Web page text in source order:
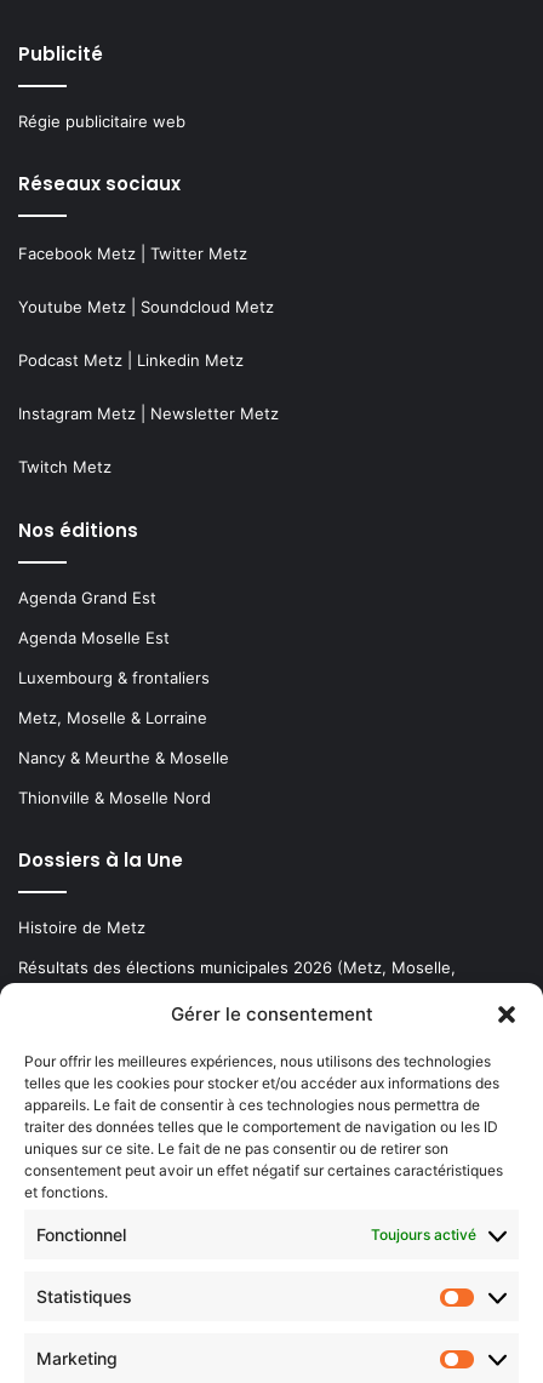
Gérer le consentement
Pour offrir les meilleures expériences, nous utilisons des technologies
telles que les cookies pour stocker et/ou accéder aux informations des
appareils. Le fait de consentir à ces technologies nous permettra de
traiter des données telles que le comportement de navigation ou les ID
uniques sur ce site. Le fait de ne pas consentir ou de retirer son
consentement peut avoir un effet négatif sur certaines caractéristiques
et fonctions.
Fonctionnel Toujours activé
Statistiques
Marketing
Publicité
Régie publicitaire web
Réseaux sociaux
Facebook Metz Twitter Metz
Youtube Metz Soundcloud Metz
Podcast Metz Linkedin Metz
Instagram Metz Newsletter Metz
Twitch Metz
Nos éditions
Agenda Grand Est
Agenda Moselle Est
Luxembourg & frontaliers
Metz, Moselle & Lorraine
Nancy & Meurthe & Moselle
Thionville & Moselle Nord
Dossiers à la Une
Histoire de Metz
Résultats des élections municipales 2026 (Metz, Moselle,
Newsletter gratuite
Choisissez : matin, soir ou hebdo ?
votre